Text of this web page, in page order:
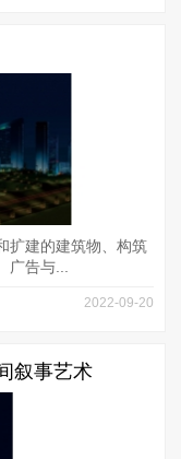
扩建的建筑物、构筑
告与...
2022-09-20
叙事艺术